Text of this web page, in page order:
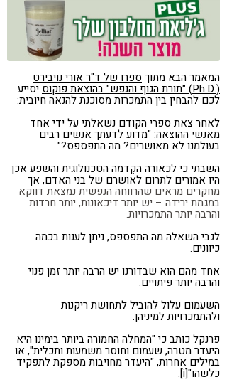
המאמר הבא מתוך ספרו של ד"ר אורי נויבירט
(.Ph.D) "תורת הגוף והנפש" בהוצאת פוקוס יסייע
לכם להבחין בין התמכרות מסוכנת להנאה חיובית:
לאחר צאת ספרי הקודם נשאלתי על ידי אחד
מאנשי ההוצאה: "מדוע לדעתך אנשים רבים
בעולמנו לא מאושרים? מה התפספס?"
השבתי כי לכאורה הקִדמה הטכנולוגית והשפע אכן
היו אמורים לתרום לאושרם של בני האדם, אך
מחקרים מראים שהרווחה הנפשית נמצאת דווקא
במגמת ירידה – יש יותר דיכאונות, יותר חרדות
והרבה יותר התמכרויות.
לגבי השאלה מה התפספס, ניתן לענות בכמה
כיוונים.
אחד מהם הוא שבדורנו יש הרבה יותר זמן פנוי
והרבה יותר פיתויים.
השעמום עלול להוביל לתחושת ריקנות
ולהתמכרויות למיניהן.
פרנקל כותב כי "המחלה החמורה ביותר בימינו היא
היעדר מטרה, שעמום וחוסר משמעות ותכלית", או
במילים אחרות, "היעדר מחויבות מספקת לתפקיד
כלשהו"[i]
.